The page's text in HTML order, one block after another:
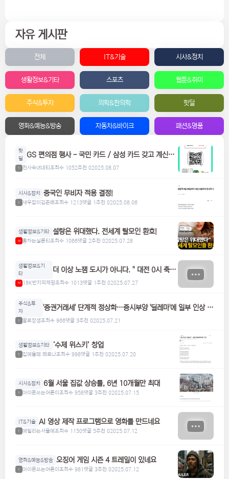
자유 게시판
전체 IT&기술 시사&정치
생활정보&기타 스포츠 웹툰&취미
주식&투자 의학&한의학 핫딜
영화&예능&방송 자동차&바이크 패션&명품
핫
딜
GS 편의점 행사 - 국민 카드 / 삼성 카드 갖고 계신분
들은 참고하세요! 맥주, 위스키, 하이볼 할인
1 천사숙녀네티조회수 1052추천 02025.08.07
시사&정치 중국인 무비자 적용 결정!
1 새우잡이김춘배조회수 1213댓글 1추천 02025.08.06
생활정보&기타 설탕은 위대했다. 전세계 탈모인 환호!
M 홍차는실론티조회수 1066댓글 2추천 02025.07.28
생활정보&기
타
더 이상 노잼 도시가 아니다. " 대전 0시 축
제"
M 18K반지의제왕조회수 1013댓글 1 추천 02025.07.27
주식&투
자
'증권거래세' 단계적 정상화…증시부양 '딜레마'에 일부 인상 검
1 꿀로장생조회수 966댓글 3추천 02025.07.21
생활정보&기타 ‘수제 위스키’ 창업
1 집에올때 메로나조회수 998댓글 1추천 02025.07.20
시사&정치 6월 서울 집값 상승률, 6년 10개월만 최대
1 아이폰쓰는어른이 조회수 958댓글 3추천 02025.07.15
IT&기술 AI 영상 제작 프로그램으로 영화를 만드네요
1 에밀리는서울에 조회수 1150댓글 5추천 02025.07.12
영화&예능&방송 오징어 게임 시즌 4 트레일이 있네요
1 아이폰쓰는어른이 조회수 981댓글 3추천 02025.07.12